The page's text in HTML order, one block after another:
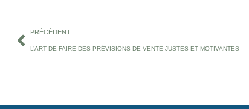
PRÉCÉDENT
L’ART DE FAIRE DES PRÉVISIONS DE VENTE JUSTES ET MOTIVANTES